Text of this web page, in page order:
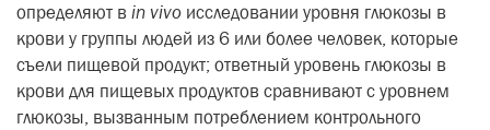
определяют вin vivo исследовании уровня глюкозы в
крови у группы людей из 6 или более человек, которые
съели пищевой продукт; ответный уровень глюкозы в
крови для пищевых продуктов сравнивают с уровнем
глюкозы, вызванным потреблением контрольного